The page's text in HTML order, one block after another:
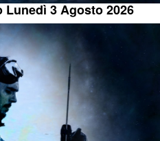
3 Agosto 2026